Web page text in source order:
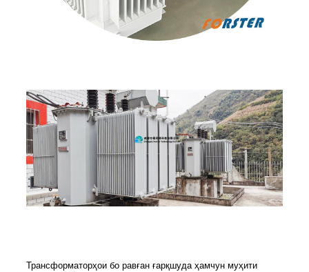
Трансформаторҳои бо равған ғарқшуда ҳамчун муҳити